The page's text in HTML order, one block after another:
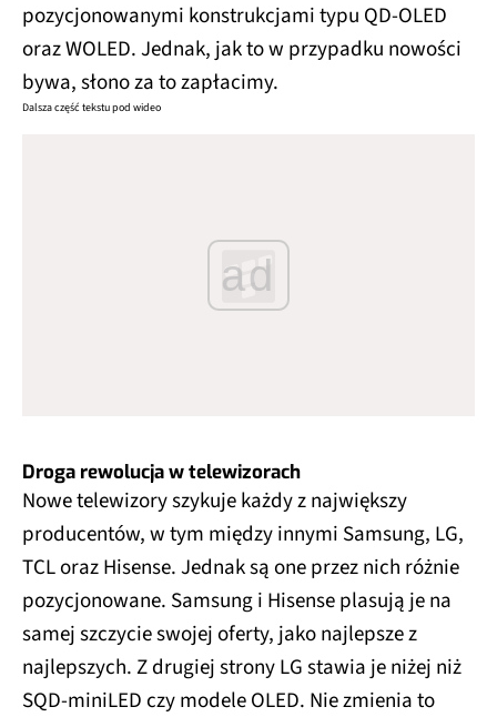
pozycjonowanymi konstrukcjami typu QD-OLED
oraz WOLED. Jednak, jak to w przypadku nowości
bywa, słono za to zapłacimy.
Dalsza część tekstu pod wideo
ad
Droga rewolucja w telewizorach
Nowe telewizory szykuje każdy z największy
producentów, w tym między innymi Samsung, LG,
TCL oraz Hisense. Jednak są one przez nich różnie
pozycjonowane. Samsung i Hisense plasują je na
samej szczycie swojej oferty, jako najlepsze z
najlepszych. Z drugiej strony LG stawia je niżej niż
SQD-miniLED czy modele OLED. Nie zmienia to